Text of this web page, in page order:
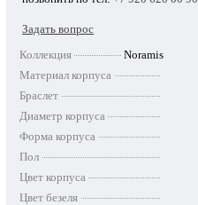
Задать вопрос
Коллекция
Noramis
Материал корпуса
Браслет
Диаметр корпуса
Форма корпуса
Пол
Цвет корпуса
Цвет безеля